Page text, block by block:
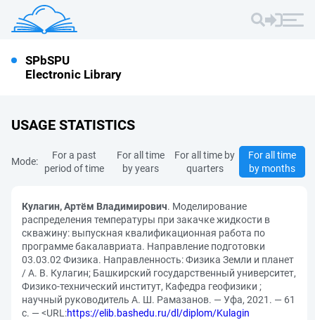
SPbSPU
Electronic Library
USAGE STATISTICS
Mode:
For a past
period of time
For all time
by years
For all time by
quarters
For all time
by months
Кулагин, Артём Владимирович. Моделирование
распределения температуры при закачке жидкости в
скважину: выпускная квалификационная работа по
программе бакалавриата. Направление подготовки
03.03.02 Физика. Направленность: Физика Земли и планет
/ А. В. Кулагин; Башкирский государственный университет,
Физико-технический институт, Кафедра геофизики ;
научный руководитель А. Ш. Рамазанов. — Уфа, 2021. — 61
с. — <URL:https://elib.bashedu.ru/dl/diplom/Kulagin